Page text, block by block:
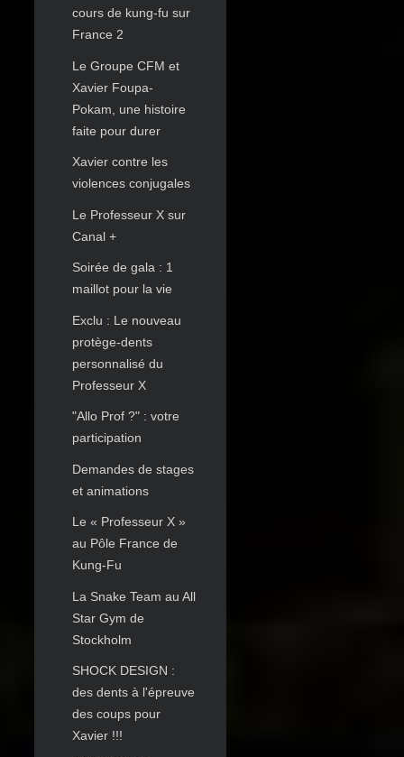
cours de kung-fu sur
France 2
Le Groupe CFM et
Xavier Foupa-
Pokam, une histoire
faite pour durer
Xavier contre les
violences conjugales
Le Professeur X sur
Canal +
Soirée de gala : 1
maillot pour la vie
Exclu : Le nouveau
protège-dents
personnalisé du
Professeur X
"Allo Prof ?" : votre
participation
Demandes de stages
et animations
Le « Professeur X »
au Pôle France de
Kung-Fu
La Snake Team au All
Star Gym de
Stockholm
SHOCK DESIGN :
des dents à l'épreuve
des coups pour
Xavier !!!